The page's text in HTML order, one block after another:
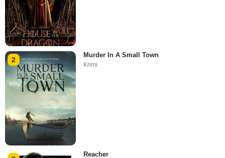
2
Murder In A Small Town
Krimi
Reacher